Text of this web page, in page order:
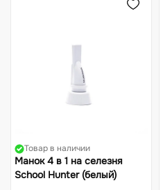
Товар в наличии
Манок 4 в 1 на селезня
School Hunter (белый)